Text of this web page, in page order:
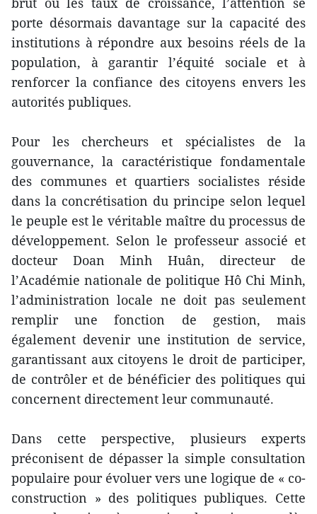
porte désormais davantage sur la capacité des
institutions à répondre aux besoins réels de la
population, à garantir l’équité sociale et à
renforcer la confiance des citoyens envers les
autorités publiques.
Pour les chercheurs et spécialistes de la
gouvernance, la caractéristique fondamentale
des communes et quartiers socialistes réside
dans la concrétisation du principe selon lequel
le peuple est le véritable maître du processus de
développement. Selon le professeur associé et
docteur Doan Minh Huân, directeur de
l’Académie nationale de politique Hô Chi Minh,
l’administration locale ne doit pas seulement
remplir une fonction de gestion, mais
également devenir une institution de service,
garantissant aux citoyens le droit de participer,
de contrôler et de bénéficier des politiques qui
concernent directement leur communauté.
Dans cette perspective, plusieurs experts
préconisent de dépasser la simple consultation
populaire pour évoluer vers une logique de « co-
construction » des politiques publiques. Cette